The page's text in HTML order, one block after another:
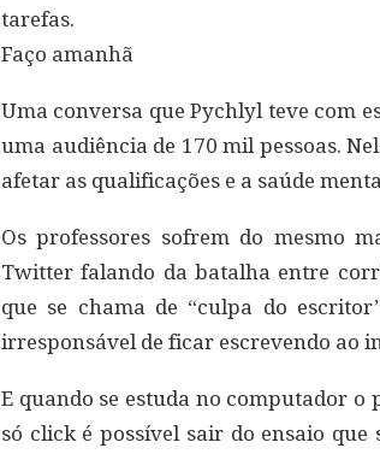
tarefas.
Faço amanhã
Uma conversa que Pychlyl teve com
uma audiência de 170 mil pessoas.
afetar as qualificações e a saúde
Os professores sofrem do mesmo
Twitter falando da batalha entre
que se chama de “culpa do
irresponsável de ficar escrevendo ao
E quando se estuda no computador
só click é possível sair do ensaio que